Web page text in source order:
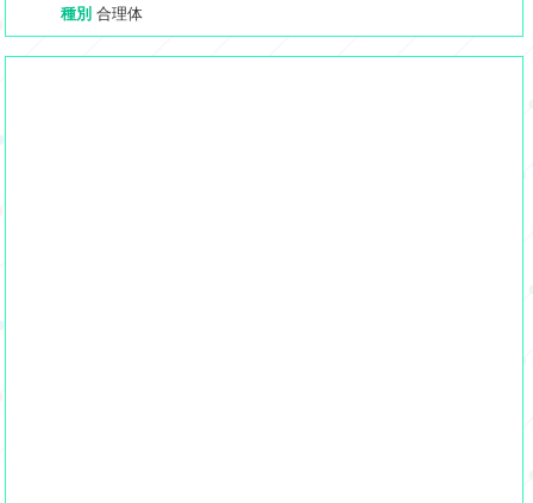
種別 合理体